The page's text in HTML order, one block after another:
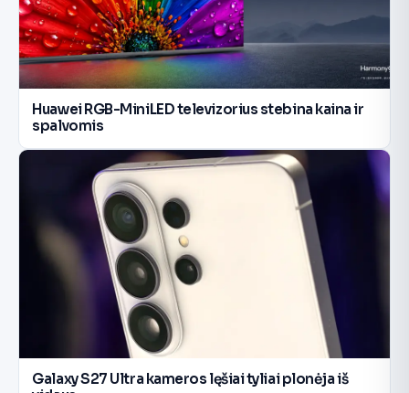
Huawei RGB-MiniLED televizorius stebina kaina ir
spalvomis
Galaxy S27 Ultra kameros lęšiai tyliai plonėja iš